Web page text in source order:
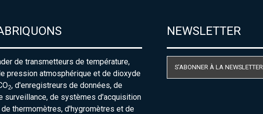
de transmetteurs de température,
pression atmosphérique et de dioxyde
2, d'enregistreurs de données, de
surveillance, de systèmes d'acquisition
thermomètres, d'hygromètres et de
NEWSLETTER
S'ABONNER À LA NEWSLETTER